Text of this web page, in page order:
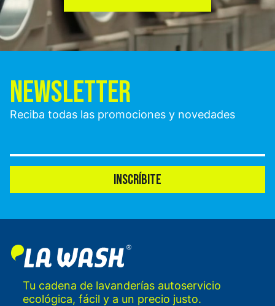
NEWSLETTER
Reciba todas las promociones y novedades
INSCRÍBITE
Tu cadena de lavanderías autoservicio
ecológica, fácil y a un precio justo.